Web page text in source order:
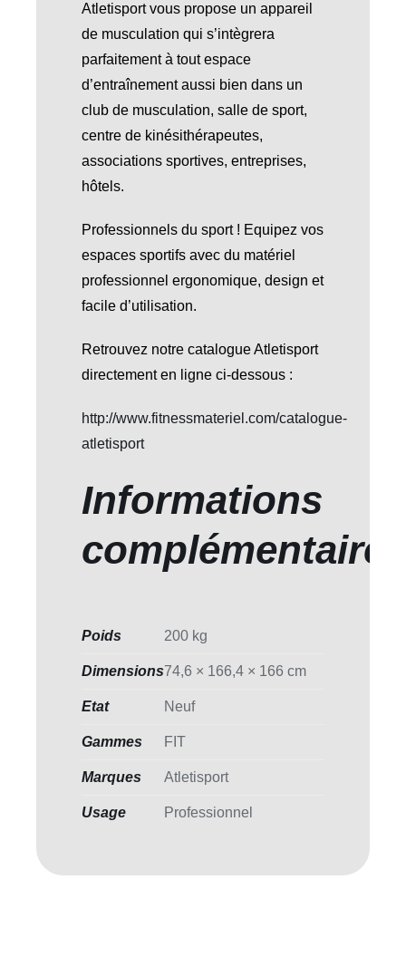
Atletisport vous propose un appareil
de musculation qui s’intègrera
parfaitement à tout espace
d’entraînement aussi bien dans un
club de musculation, salle de sport,
centre de kinésithérapeutes,
associations sportives, entreprises,
hôtels.
Professionnels du sport ! Equipez vos
espaces sportifs avec du matériel
professionnel ergonomique, design et
facile d’utilisation.
Retrouvez notre catalogue Atletisport
directement en ligne ci-dessous :
http://www.fitnessmateriel.com/catalogue-
atletisport
Informations
complémentaires
Poids 200 kg
Dimensions74,6 × 166,4 × 166 cm
Etat Neuf
Gammes FIT
Marques Atletisport
Usage Professionnel